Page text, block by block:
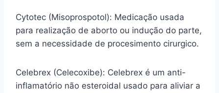
Cytotec (Misoprospotol): Medicação usada
para realização de aborto ou indução do parte,
sem a necessidade de procesimento cirurgico.
Celebrex (Celecoxibe): Celebrex é um anti-
inflamatório não esteroidal usado para aliviar a